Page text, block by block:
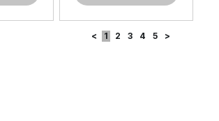
< 1 2 3 4 5 >